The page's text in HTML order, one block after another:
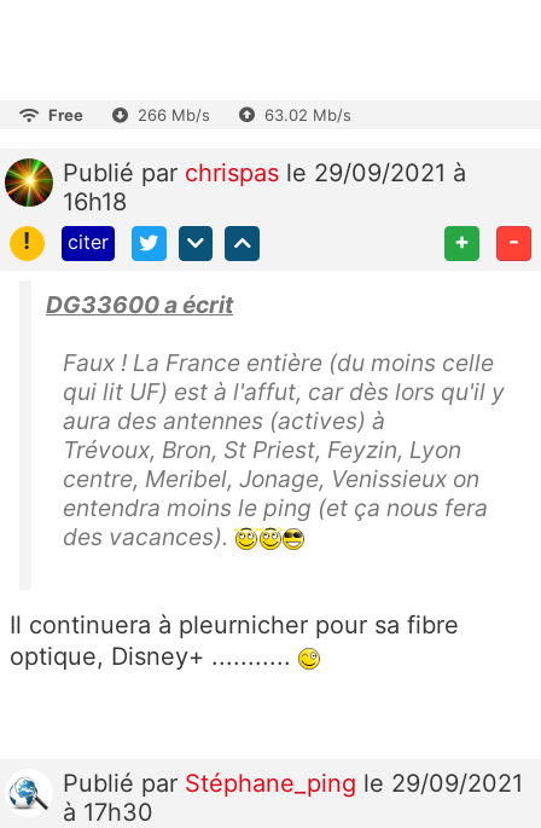
Free 266 Mb/s 63.02 Mb/s
Publié par chrispas le 29/09/2021 à
16h18
!
citer + -
DG33600 a écrit
Faux ! La France entière (du moins celle
qui lit UF) est à l'affut, car dès lors qu'il y
aura des antennes (actives) à
Trévoux, Bron, St Priest, Feyzin, Lyon
centre, Meribel, Jonage, Venissieux on
entendra moins le ping (et ça nous fera
des vacances).
Il continuera à pleurnicher pour sa fibre
optique, Disney+ ...........
Publié par Stéphane_ping le 29/09/2021
à 17h30